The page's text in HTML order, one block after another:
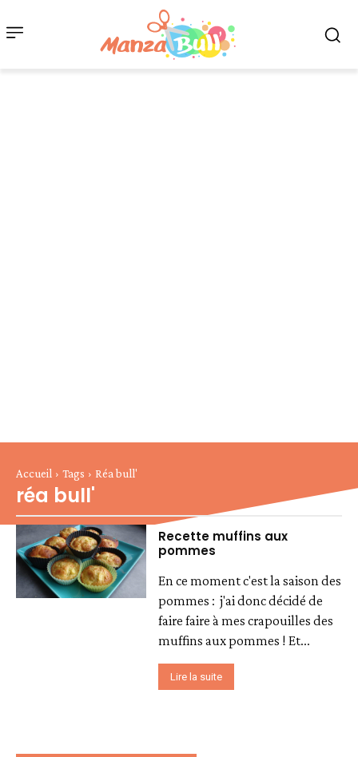
Accueil Tags Réa bull'
réa bull'
Recette muffins aux
pommes
En ce moment c'est la saison des
pommes : j'ai donc décidé de
faire faire à mes crapouilles des
muffins aux pommes ! Et...
Lire la suite